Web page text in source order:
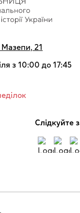
Мазепи, 21
з 10:00 до 17:45
Cлідкуйте